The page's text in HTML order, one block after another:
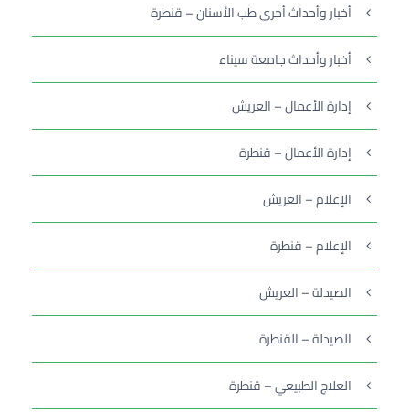
أخبار وأحداث أخرى طب الأسنان – قنطرة
أخبار وأحداث جامعة سيناء
إدارة الأعمال – العريش
إدارة الأعمال – قنطرة
الإعلام – العريش
الإعلام – قنطرة
الصيدلة – العريش
الصيدلة – القنطرة
العلاج الطبيعي – قنطرة